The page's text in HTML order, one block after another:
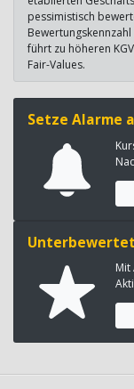
pessimistisch
führt zu höheren
Fair-Values.
Setze Alarme
Mit